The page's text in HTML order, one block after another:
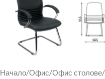
Начало/Офис/Офис столове/